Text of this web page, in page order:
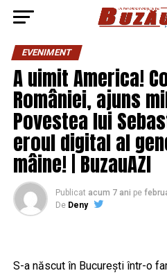
EVENIMENT
A uimit America!
României, ajuns
Povestea lui
eroul digital al
mâine! | BuzauAZI
Publicat acum 7 ani pe
De Deny
S-a născut în Bucureşti într-o